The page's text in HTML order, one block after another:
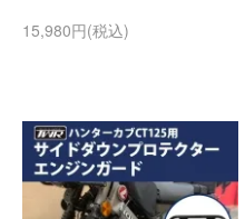
15,980円(税込)